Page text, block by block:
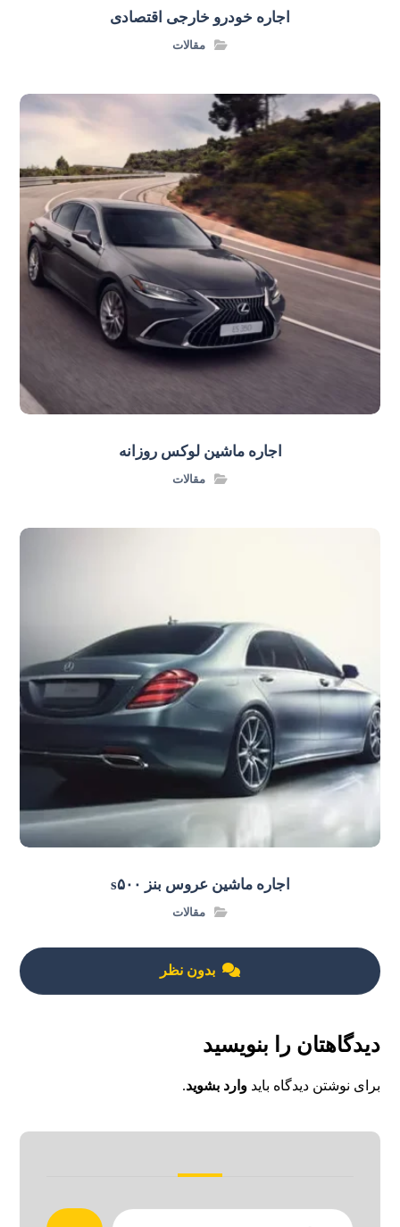
اجاره خودرو خارجی اقتصادی
مقالات
اجاره ماشین لوکس روزانه
مقالات
اجاره ماشین عروس بنز s۵۰۰
مقالات
بدون نظر
دیدگاهتان را بنویسید
برای نوشتن دیدگاه بایدوارد بشوید.